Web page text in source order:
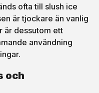
ofta till slush ice
är tjockare än vanlig
är dessutom ett
användning
och